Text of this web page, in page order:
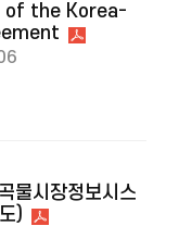
of the Korea-
물시장정보시스
)